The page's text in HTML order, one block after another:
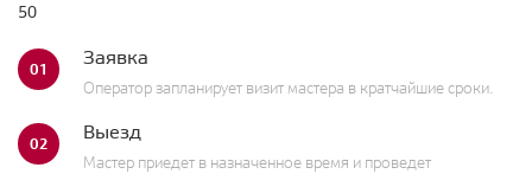
50
01 Заявка
Оператор запланирует визит мастера в кратчайшие сроки.
02 Выезд
Мастер приедет в назначенное время и проведет